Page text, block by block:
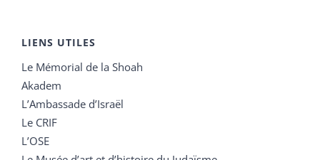
LIENS UTILES
Le Mémorial de la Shoah
Akadem
L’Ambassade d’Israël
Le CRIF
L’OSE